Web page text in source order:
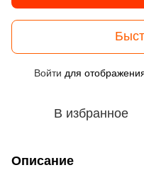
Войти для
В избранное
Описание